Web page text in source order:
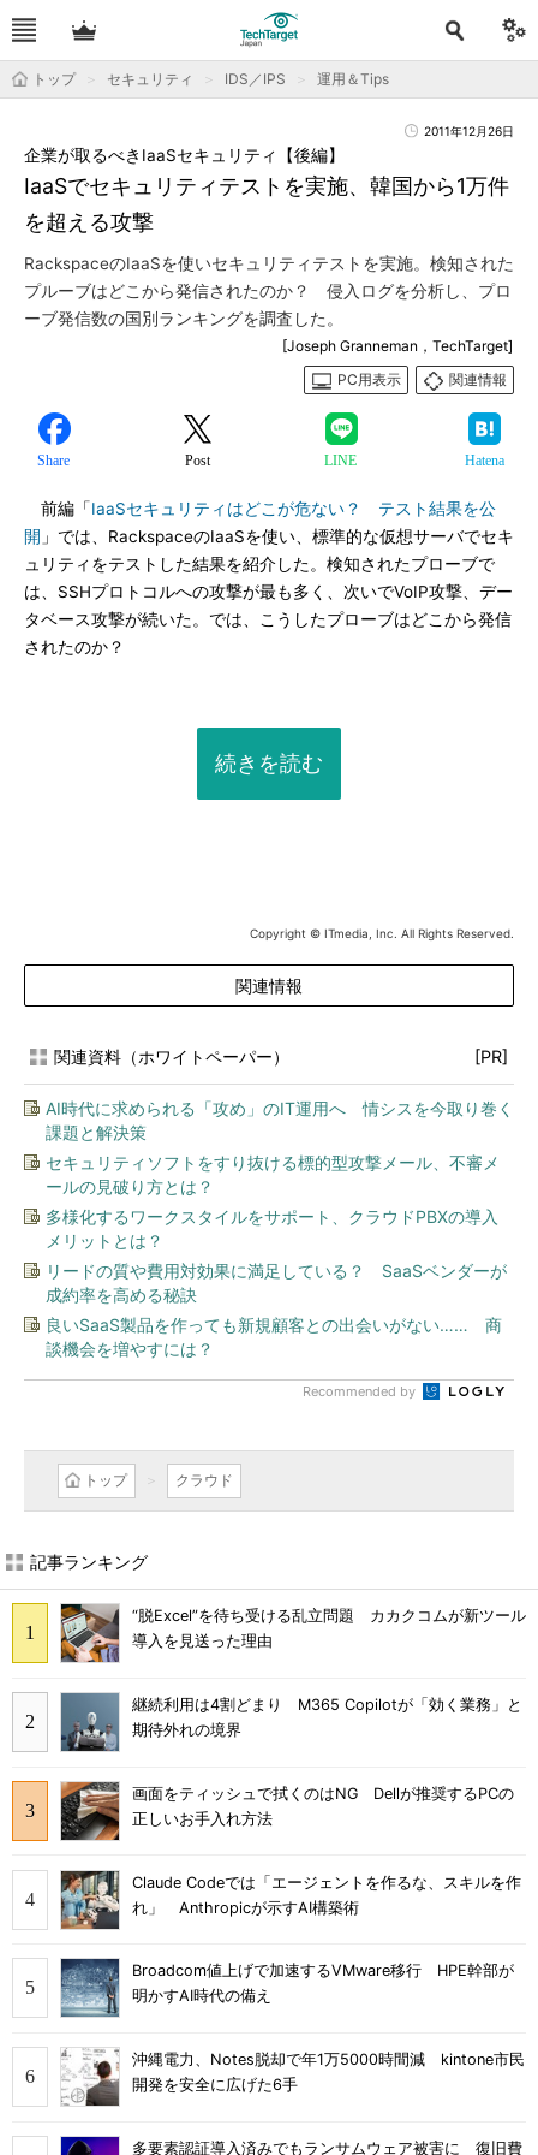
トップ セキュリティ IDS／IPS 運用＆Tips
2011年12月26日
IaaSでセキュリティテストを実施、韓国から1万件
を超える攻撃
企業が取るべきIaaSセキュリティ【後編】
RackspaceのIaaSを使いセキュリティテストを実施。検知された
プルーブはどこから発信されたのか？ 侵入ログを分析し、プロ
ーブ発信数の国別ランキングを調査した。
[Joseph Granneman，TechTarget]
PC用表示
関連情報
Share Post LINE Hatena
前編「IaaSセキュリティはどこが危ない？ テスト結果を公
開 」では、RackspaceのIaaSを使い、標準的な仮想サーバでセキ
ュリティをテストした結果を紹介した。検知されたプローブで
は、SSHプロトコルへの攻撃が最も多く、次いでVoIP攻撃、デー
タベース攻撃が続いた。では、こうしたプローブはどこから発信
されたのか？
続きを読む
Copyright © ITmedia, Inc. All Rights Reserved.
関連情報
関連資料（ホワイトペーパー） [PR]
AI時代に求められる「攻め」のIT運用へ 情シスを今取り巻く
課題と解決策
セキュリティソフトをすり抜ける標的型攻撃メール、不審メ
ールの見破り方とは？
多様化するワークスタイルをサポート、クラウドPBXの導入
メリットとは？
リードの質や費用対効果に満足している？ SaaSベンダーが
成約率を高める秘訣
良いSaaS製品を作っても新規顧客との出会いがない…… 商
談機会を増やすには？
Recommended by
トップ クラウド
記事ランキング
“脱Excel”を待ち受ける乱立問題 カカクコムが新ツール
導入を見送った理由
継続利用は4割どまり M365 Copilotが「効く業務」と
期待外れの境界
画面をティッシュで拭くのはNG Dellが推奨するPCの
正しいお手入れ方法
Claude Codeでは「エージェントを作るな、スキルを作
れ」 Anthropicが示すAI構築術
Broadcom値上げで加速するVMware移行 HPE幹部が
明かすAI時代の備え
沖縄電力、Notes脱却で年1万5000時間減 kintone市民
開発を安全に広げた6手
多要素認証導入済みでもランサムウェア被害に 復旧費